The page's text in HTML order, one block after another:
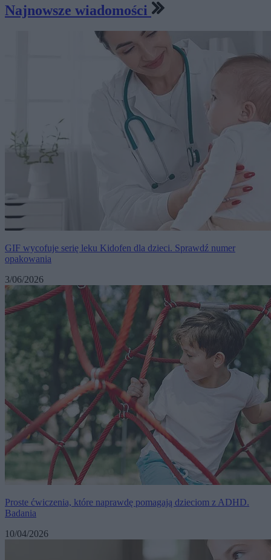
Najnowsze wiadomości
GIF wycofuje serię leku Kidofen dla dzieci. Sprawdź numer
opakowania
3/06/2026
Proste ćwiczenia, które naprawdę pomagają dzieciom z ADHD.
Badania
10/04/2026